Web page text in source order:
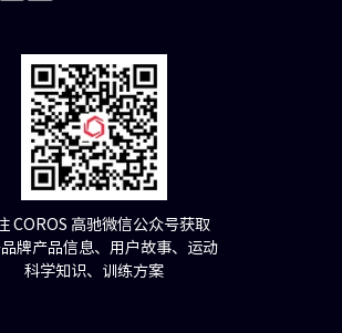
COROS 高驰微信公众号获取
牌产品信息、用户故事、运动
科学知识、训练方案